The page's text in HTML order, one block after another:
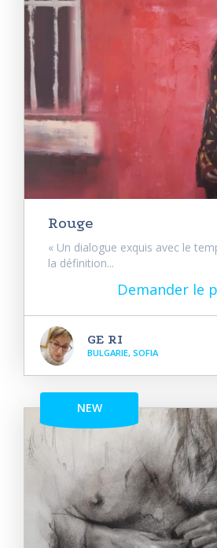
Rouge
« Un dialogue exquis avec le
la définition...
Demander le
GE RI
BULGARIE, SOFIA
NEW